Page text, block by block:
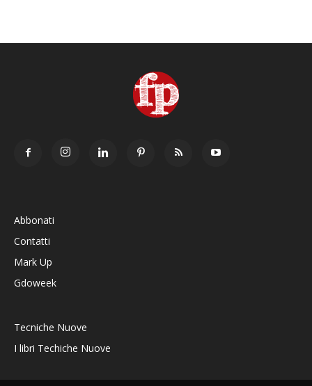
Abbonati
Contatti
Mark Up
Gdoweek
Tecniche Nuove
I libri Techiche Nuove